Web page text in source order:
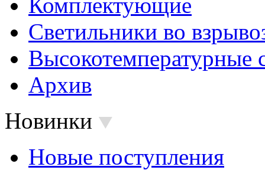
Светильники во
Высокотемпературные
Архив
Новинки
Новые поступления